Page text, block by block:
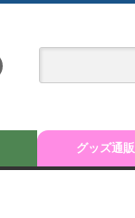
グッズ通販